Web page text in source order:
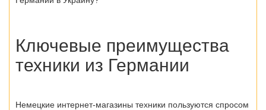
Ключевые преимущества
техники из Германии
Немецкие интернет-магазины техники пользуются спросом